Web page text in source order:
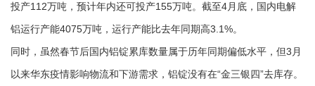
投产112万吨，预计年内还可投产155万吨。截至4月底，国内电解
铝运行产能4075万吨，运行产能比去年同期高3.1%。
同时，虽然春节后国内铝锭累库数量属于历年同期偏低水平，但3月
以来华东疫情影响物流和下游需求，铝锭没有在“金三银四”去库存。